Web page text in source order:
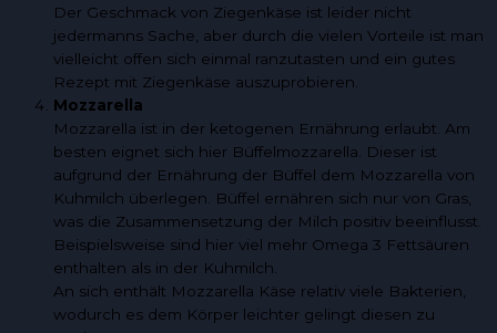
Der Geschmack von Ziegenkäse ist leider nicht
jedermanns Sache, aber durch die vielen Vorteile ist man
vielleicht offen sich einmal ranzutasten und ein gutes
Rezept mit Ziegenkäse auszuprobieren.
Mozzarella
Mozzarella ist in der ketogenen Ernährung erlaubt. Am
besten eignet sich hier Büffelmozzarella. Dieser ist
aufgrund der Ernährung der Büffel dem Mozzarella von
Kuhmilch überlegen. Büffel ernähren sich nur von Gras,
was die Zusammensetzung der Milch positiv beeinflusst.
Beispielsweise sind hier viel mehr Omega 3 Fettsäuren
enthalten als in der Kuhmilch.
An sich enthält Mozzarella Käse relativ viele Bakterien,
wodurch es dem Körper leichter gelingt diesen zu